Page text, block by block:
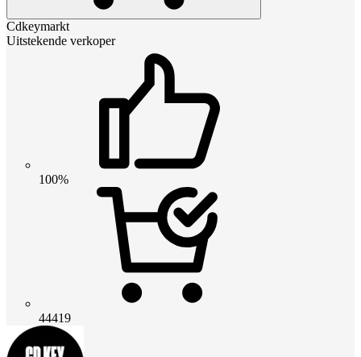
Cdkeymarkt
Uitstekende verkoper
100%
44419